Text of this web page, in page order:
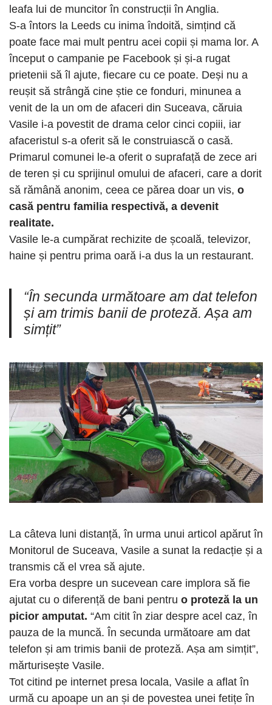
leafa lui de muncitor în construcții în Anglia.
S-a întors la Leeds cu inima îndoită, simțind că
poate face mai mult pentru acei copii și mama lor. A
început o campanie pe Facebook și și-a rugat
prietenii să îl ajute, fiecare cu ce poate. Deși nu a
reușit să strângă cine știe ce fonduri, minunea a
venit de la un om de afaceri din Suceava, căruia
Vasile i-a povestit de drama celor cinci copiii, iar
afaceristul s-a oferit să le construiască o casă.
Primarul comunei le-a oferit o suprafață de zece ari
de teren și cu sprijinul omului de afaceri, care a dorit
să rămână anonim, ceea ce părea doar un vis, o
casă pentru familia respectivă, a devenit
realitate.
Vasile le-a cumpărat rechizite de școală, televizor,
haine și pentru prima oară i-a dus la un restaurant.
“În secunda următoare am dat telefon
și am trimis banii de proteză. Așa am
simțit”
La câteva luni distanță, în urma unui articol apărut în
Monitorul de Suceava, Vasile a sunat la redacție și a
transmis că el vrea să ajute.
Era vorba despre un sucevean care implora să fie
ajutat cu o diferență de bani pentru o proteză la un
picior amputat. “Am citit în ziar despre acel caz, în
pauza de la muncă. În secunda următoare am dat
telefon și am trimis banii de proteză. Așa am simțit”,
mărturisește Vasile.
Tot citind pe internet presa locala, Vasile a aflat în
urmă cu apoape un an și de povestea unei fetițe în